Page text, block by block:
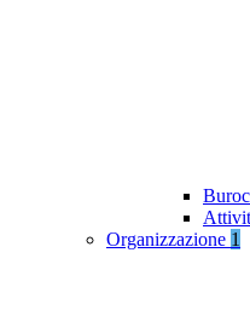
Organizzazione 1